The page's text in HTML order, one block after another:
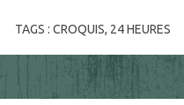
TAGS : CROQUIS, 24 HEURES